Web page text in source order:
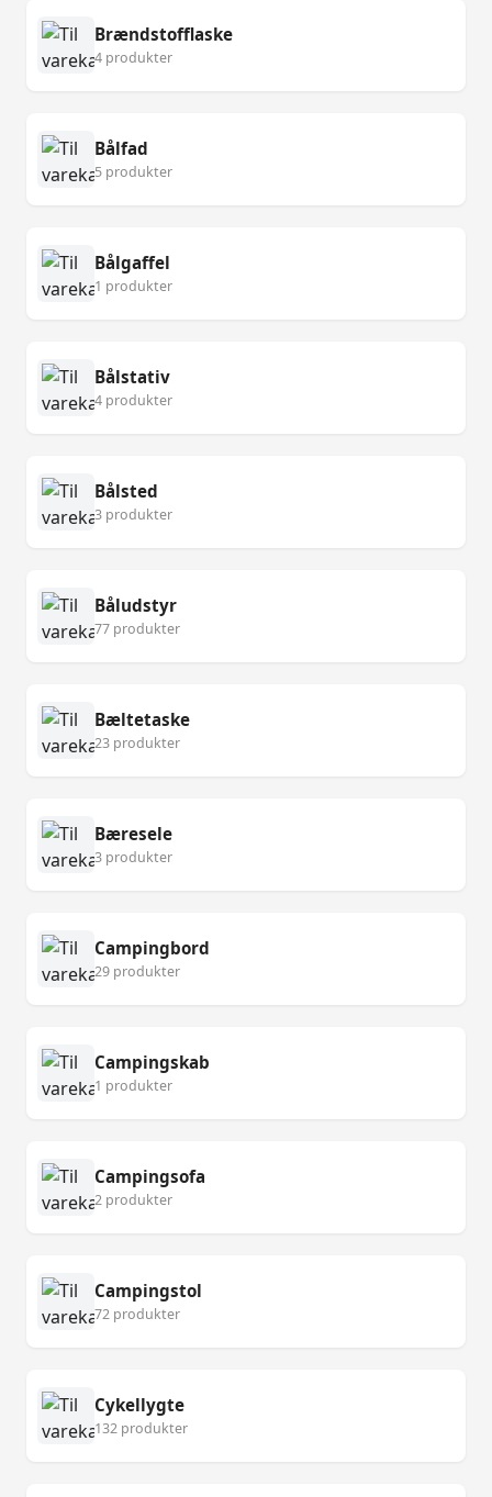
Brændstofflaske
4 produkter
Bålfad
5 produkter
Bålgaffel
1 produkter
Bålstativ
4 produkter
Bålsted
3 produkter
Båludstyr
77 produkter
Bæltetaske
23 produkter
Bæresele
3 produkter
Campingbord
29 produkter
Campingskab
1 produkter
Campingsofa
2 produkter
Campingstol
72 produkter
Cykellygte
132 produkter